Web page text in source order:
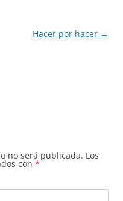
Hacer por hacer →
no será publicada. Los
con *